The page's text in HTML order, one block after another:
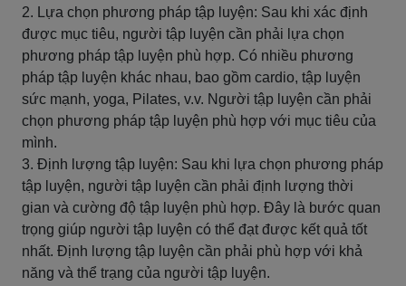
2. Lựa chọn phương pháp tập luyện: Sau khi xác định
được mục tiêu, người tập luyện cần phải lựa chọn
phương pháp tập luyện phù hợp. Có nhiều phương
pháp tập luyện khác nhau, bao gồm cardio, tập luyện
sức mạnh, yoga, Pilates, v.v. Người tập luyện cần phải
chọn phương pháp tập luyện phù hợp với mục tiêu của
mình.
3. Định lượng tập luyện: Sau khi lựa chọn phương pháp
tập luyện, người tập luyện cần phải định lượng thời
gian và cường độ tập luyện phù hợp. Đây là bước quan
trọng giúp người tập luyện có thể đạt được kết quả tốt
nhất. Định lượng tập luyện cần phải phù hợp với khả
năng và thể trạng của người tập luyện.